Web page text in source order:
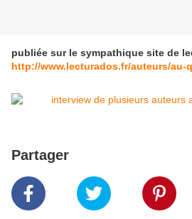
publiée sur le sympathique site de
http://www.lecturados.fr/auteurs/au-
Partager